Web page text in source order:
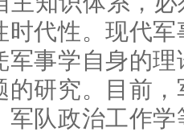
时代性。现代
军事学自身的
的研究。目前
军队政治工作